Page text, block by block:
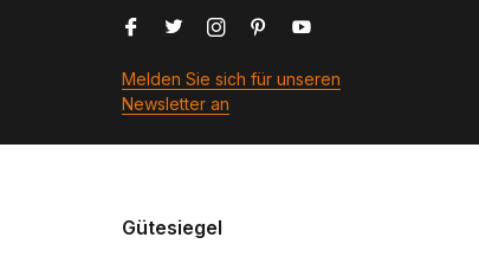
Melden Sie sich für unseren
Newsletter an
Gütesiegel